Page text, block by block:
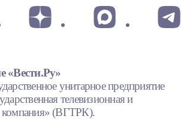
«Вести.Ру»
унитарное предприятие
телевизионная и
компания» (ВГТРК).